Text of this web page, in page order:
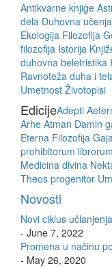
Antikvarne knjige
dela Duhovna učenja
Ekologija Filozofija
filozofija Istorija
duhovna beletristika
Ravnoteža duha i
Umetnost Životopisi
EdicijeAdepti
Arhe Atman Damin
Eterna Filozofija
prohibitorum librorum
Medicina divina
Theos progenitor
Novosti
Novi ciklus učlanjenja
- June 7, 2022
Promena u načinu
- May 26, 2020